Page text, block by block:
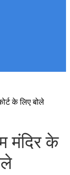
के लिए बोले
मंदिर के